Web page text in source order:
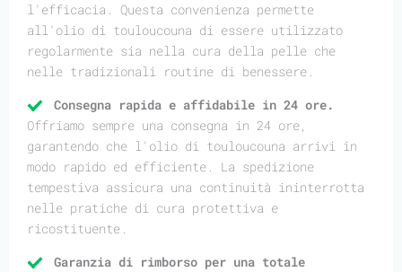
l'efficacia. Questa convenienza permette
all'olio di touloucouna di essere utilizzato
regolarmente sia nella cura della pelle che
nelle tradizionali routine di benessere.
Consegna rapida e affidabile in 24 ore.
Offriamo sempre una consegna in 24 ore,
garantendo che l'olio di touloucouna arrivi in
modo rapido ed efficiente. La spedizione
tempestiva assicura una continuità ininterrotta
nelle pratiche di cura protettiva e
ricostituente.
Garanzia di rimborso per una totale